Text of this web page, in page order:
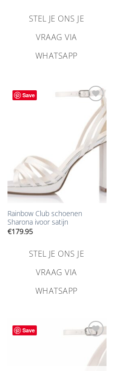
STEL JE ONS JE
VRAAG VIA
WHATSAPP
Save
verlanglijst
toevoegen
Rainbow Club schoenen
Sharona ivoor satijn
€179.95
STEL JE ONS JE
VRAAG VIA
WHATSAPP
Save
verlanglijst
toevoegen